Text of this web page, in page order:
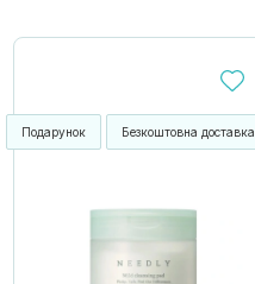
Подарунок Безкоштовна доставка